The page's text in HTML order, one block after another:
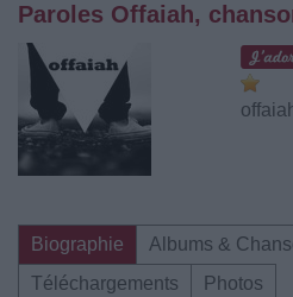
Paroles Offaiah,
Biographie
Albums &
Téléchargements
Photos